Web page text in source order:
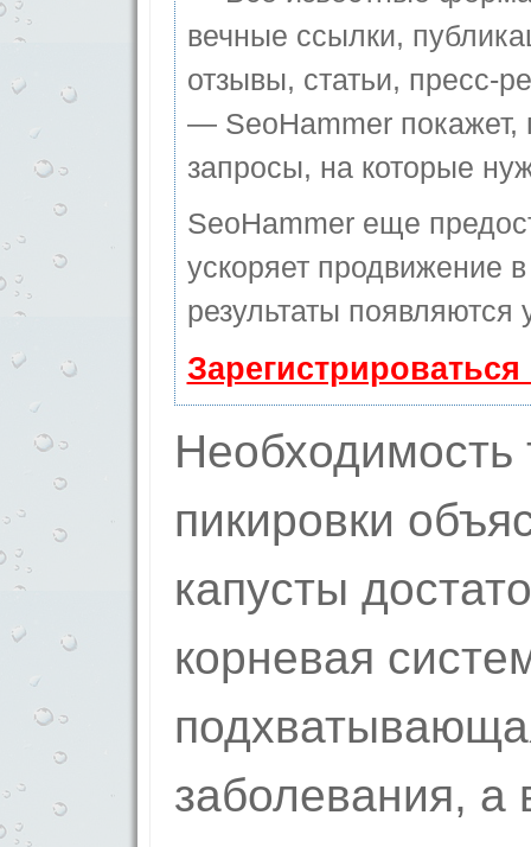
вечные ссылки,
отзывы, статьи, пресс-
— SeoHammer покажет,
запросы, на которые
SeoHammer еще
ускоряет продвижение
результаты
Необходимость
пикировки
капусты
корневая
заболевания, а